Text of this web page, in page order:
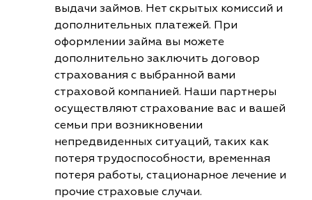
выдачи займов. Нет скрытых комиссий и
дополнительных платежей. При
оформлении займа вы можете
дополнительно заключить договор
страхования с выбранной вами
страховой компанией. Наши партнеры
осуществляют страхование вас и вашей
семьи при возникновении
непредвиденных ситуаций, таких как
потеря трудоспособности, временная
потеря работы, стационарное лечение и
прочие страховые случаи.